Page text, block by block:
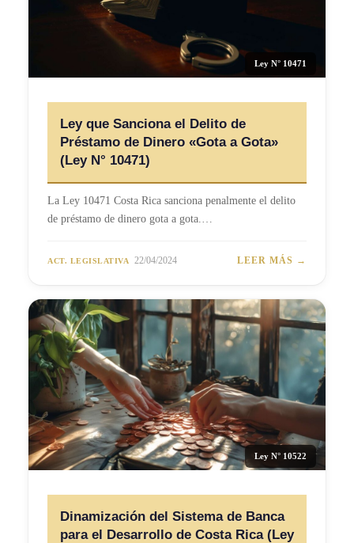
Ley N° 10471
Ley que Sanciona el Delito de
Préstamo de Dinero «Gota a Gota»
(Ley N° 10471)
La Ley 10471 Costa Rica sanciona penalmente el delito
de préstamo de dinero gota a gota.…
ACT. LEGISLATIVA 22/04/2024 LEER MÁS →
Ley N° 10522
Dinamización del Sistema de Banca
para el Desarrollo de Costa Rica (Ley